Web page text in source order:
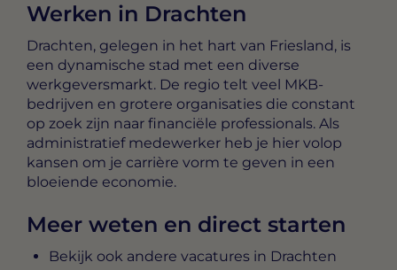
Werken in Drachten
Drachten, gelegen in het hart van Friesland, is
een dynamische stad met een diverse
werkgeversmarkt. De regio telt veel MKB-
bedrijven en grotere organisaties die constant
op zoek zijn naar financiële professionals. Als
administratief medewerker heb je hier volop
kansen om je carrière vorm te geven in een
bloeiende economie.
Meer weten en direct starten
Bekijk ook andere vacatures in Drachten